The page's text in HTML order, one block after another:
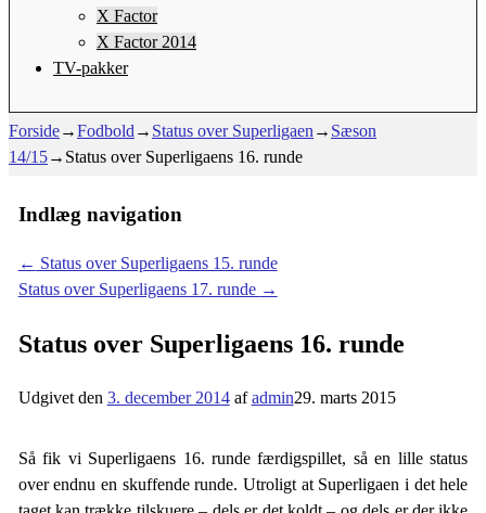
X Factor
X Factor 2014
TV-pakker
Forside→Fodbold → Status over Superligaen → Sæson
14/15→ Status over Superligaens 16. runde
Indlæg navigation
← Status over Superligaens 15. runde
Status over Superligaens 17. runde →
Status over Superligaens 16. runde
Udgivet den 3. december 2014 afadmin29. marts 2015
Så fik vi Superligaens 16. runde færdigspillet, så en lille status
over endnu en skuffende runde. Utroligt at Superligaen i det hele